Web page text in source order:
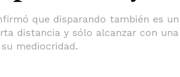
que disparando también es
distancia y sólo alcanzar con
mediocridad.